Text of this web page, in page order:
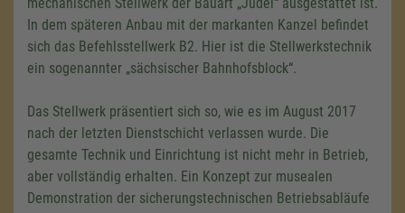
In dem späteren Anbau mit der markanten Kanzel befindet
sich das Befehlsstellwerk B2. Hier ist die Stellwerkstechnik
ein sogenannter „sächsischer Bahnhofsblock“.
Das Stellwerk präsentiert sich so, wie es im August 2017
nach der letzten Dienstschicht verlassen wurde. Die
gesamte Technik und Einrichtung ist nicht mehr in Betrieb,
aber vollständig erhalten. Ein Konzept zur musealen
Demonstration der sicherungstechnischen Betriebsabläufe